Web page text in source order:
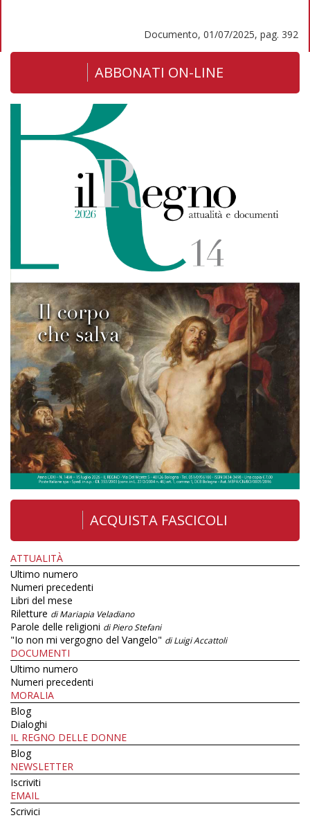
Documento, 01/07/2025, pag. 392
ABBONATI ON-LINE
ACQUISTA FASCICOLI
ATTUALITÀ
Ultimo numero
Numeri precedenti
Libri del mese
Riletture di Mariapia Veladiano
Parole delle religioni di Piero Stefani
"Io non mi vergogno del Vangelo" di Luigi Accattoli
DOCUMENTI
Ultimo numero
Numeri precedenti
MORALIA
Blog
Dialoghi
IL REGNO DELLE DONNE
Blog
NEWSLETTER
Iscriviti
EMAIL
Scrivici